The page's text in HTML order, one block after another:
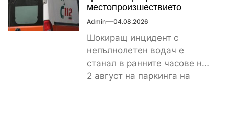
местопроизшествието
Admin 04.08.2026
Шокиращ инцидент с
непълнолетен водач е
станал в ранните часове на
2 август на паркинга на